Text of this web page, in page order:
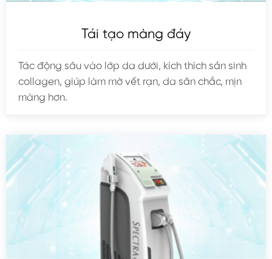
Tái tạo màng đáy
Tác động sâu vào lớp da dưới, kích thích sản sinh
collagen, giúp làm mờ vết rạn, da săn chắc, mịn
màng hơn.